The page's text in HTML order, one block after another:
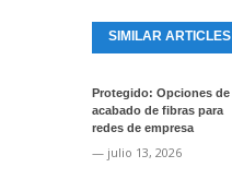
SIMILAR ARTICLES
Protegido: Opciones de
acabado de fibras para
redes de empresa
— julio 13, 2026